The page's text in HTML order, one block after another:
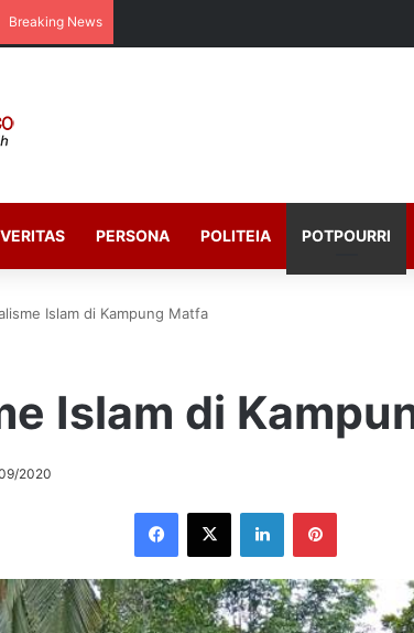
Breaking News
VERITAS PERSONA POLITEIA POTPOURRI
Islam di Kampung Matfa
Islam di
2020
Facebook
X LinkedInPinterest